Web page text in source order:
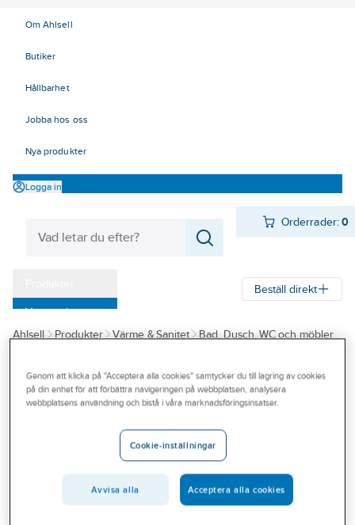
Om Ahlsell
Butiker
Hållbarhet
Jobba hos oss
Nya produkter
Logga in
Orderrader:0
Varumärken
Kampanjer
Branscher
Beställ direkt
Ahlsell Produkter Värme & Sanitet
Bad, Dusch, WC och möbler
Diverse verktyg för sanitetsarmatur
Konavdragare
för
sanitetsarmatur,
FMM
Genom att klicka på "Acceptera alla cookies" samtycker du till lagring av cookies
på din enhet för att förbättra navigeringen på webbplatsen, analysera
webbplatsens användning och bistå i våra marknadsföringsinsatser.
Cookie-inställningar
Avvisa alla Acceptera alla cookies